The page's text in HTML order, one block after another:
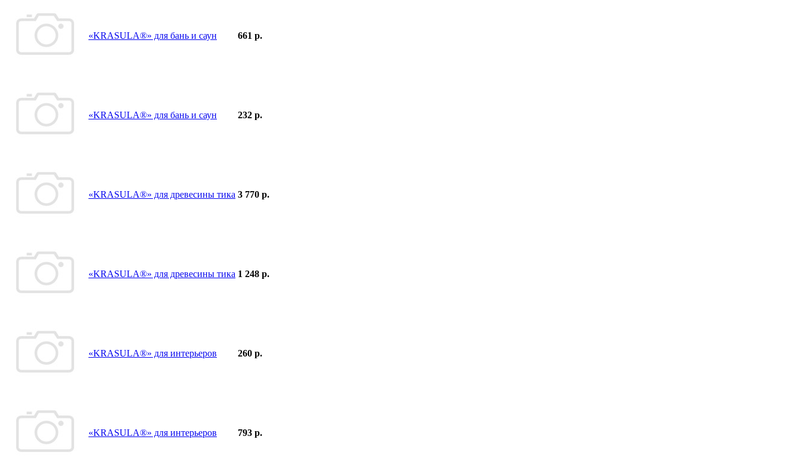
«KRASULA®» для бань и саун 661 р.
«KRASULA®» для бань и саун 232 р.
«KRASULA®» для древесины тика 3 770 р.
«KRASULA®» для древесины тика 1 248 р.
«KRASULA®» для интерьеров 260 р.
«KRASULA®» для интерьеров 793 р.